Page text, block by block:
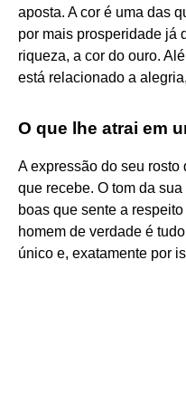
aposta. A cor é uma das
por mais prosperidade já
riqueza, a cor do ouro.
está relacionado a
O que lhe atrai em
A expressão do seu
que recebe. O tom da
boas que sente a
homem de verdade é
único e, exatamente por